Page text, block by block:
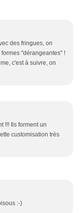
des fringues, on
"dérangeantes" !
c'est à suivre, on
!!! Ils forment un
customisation très
:-)